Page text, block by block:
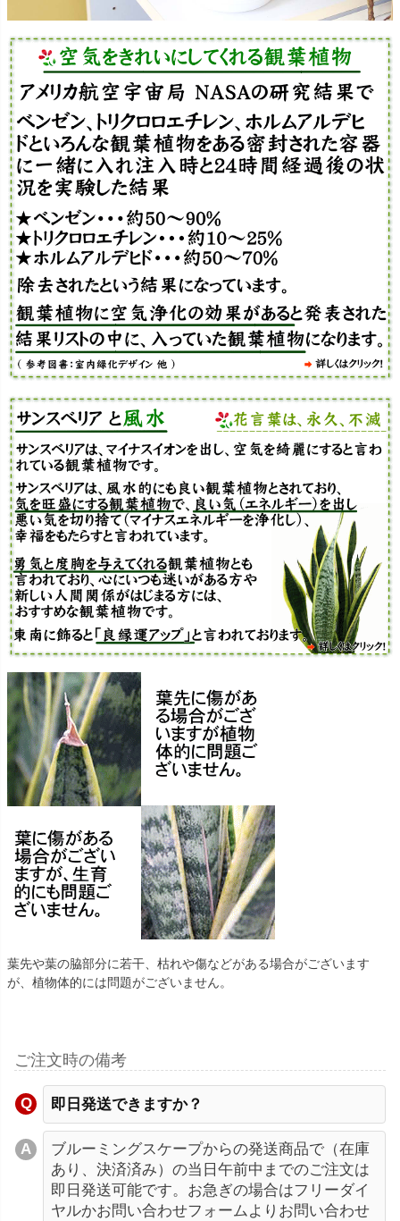
葉先や葉の脇部分に若干、枯れや傷などがある場合がございます
が、植物体的には問題がございません。
ご注文時の備考
即日発送できますか？
ブルーミングスケープからの発送商品で（在庫
あり、決済済み）の当日午前中までのご注文は
即日発送可能です。お急ぎの場合はフリーダイ
ヤルかお問い合わせフォームよりお問い合わせ